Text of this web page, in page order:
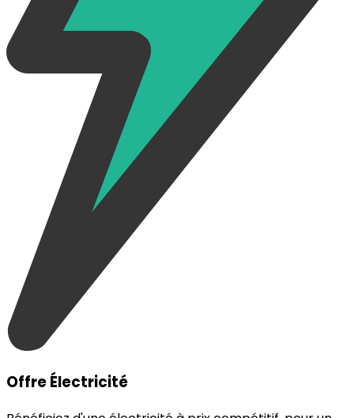
Offre Électricité